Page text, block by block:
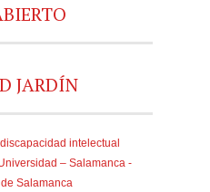
JARDÍN
intelectual
– Salamanca -
Salamanca